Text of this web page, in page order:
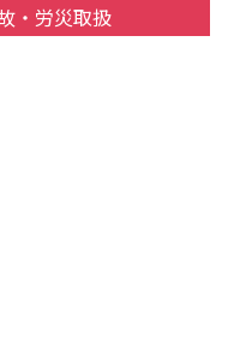
・労災取扱